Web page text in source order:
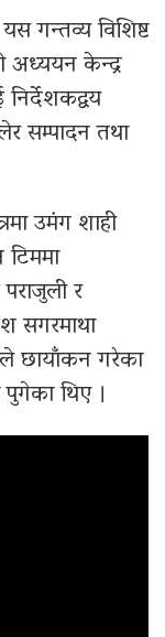
गन्तव्य विशिष्ट
अध्ययन केन्द्र
सम्पादन तथा
उमंग शाही
र
सगरमाथा
छायाँकन गरेका
थिए ।